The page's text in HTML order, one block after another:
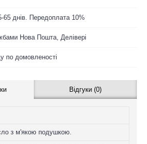
65 днів. Передоплата 10%
Нова Пошта, Делівері
по домовленості
Відгуки (0)
з м'якою подушкою.